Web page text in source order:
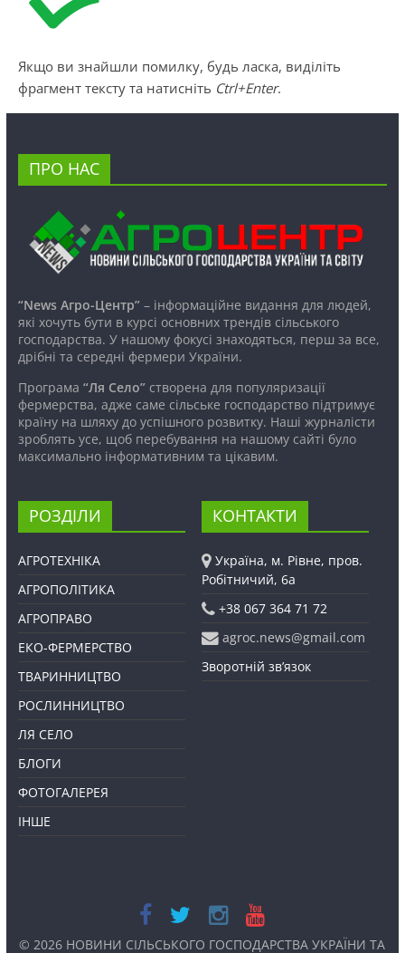
Якщо ви знайшли помилку, будь ласка, виділіть
фрагмент тексту та натисніть Ctrl+Enter.
ПРО НАС
“News Агро-Центр”– інформаційне видання для людей,
які хочуть бути в курсі основних трендів сільського
господарства. У нашому фокусі знаходяться, перш за все,
дрібні та середні фермери України.
Програма “Ля Село”створена для популяризації
фермерства, адже саме сільське господарство підтримує
країну на шляху до успішного розвитку. Наші журналісти
зроблять усе, щоб перебування на нашому сайті було
максимально інформативним та цікавим.
РОЗДІЛИ
АГРОТЕХНІКА
АГРОПОЛІТИКА
АГРОПРАВО
ЕКО-ФЕРМЕРСТВО
ТВАРИННИЦТВО
РОСЛИННИЦТВО
ЛЯ СЕЛО
БЛОГИ
ФОТОГАЛЕРЕЯ
ІНШЕ
КОНТАКТИ
Україна, м. Рівне, пров.
Робітничий, 6а
+38 067 364 71 72
agroc.news@gmail.com
Зворотній зв’язок
© 2026 НОВИНИ СІЛЬСЬКОГО ГОСПОДАРСТВА УКРАЇНИ ТА